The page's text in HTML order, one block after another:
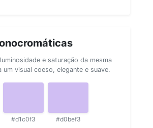
e saturação da mesma
um visual coeso, elegante e suave.
#d1c0f3 #d0bef3